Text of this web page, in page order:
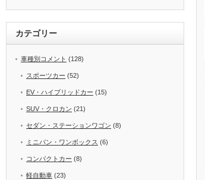
カテゴリー
車種別コメント (128)
スポーツカー (52)
EV・ハイブリッドカー (15)
SUV・クロカン (21)
セダン・ステーションワゴン (8)
ミニバン・ワンボックス (6)
コンパクトカー (8)
軽自動車 (23)